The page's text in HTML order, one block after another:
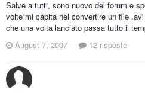
Salve a tutti, sono nuovo del forum e
volte mi capita nel convertire un file
che una volta lanciato passa tutto il
August 7, 2007
12 risposte